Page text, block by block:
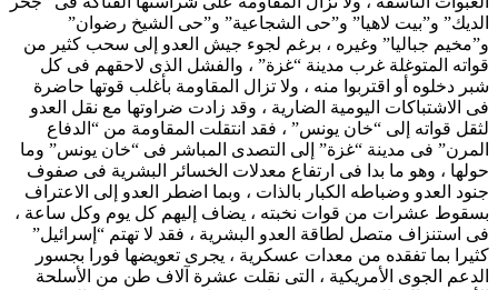
الديك” و”بيت لاهيا” و”حى الشجاعية” و”حى الشيخ رضوان”
و”مخيم جباليا” وغيره ، برغم لجوء جيش العدو إلى سحب كثير من
قواته المتوغلة غرب مدينة “غزة” ، والفشل الذى لاحقهم فى كل
شبر دخلوه أو اقتربوا منه ، ولا تزال المقاومة بأغلب قوتها حاضرة
فى الاشتباكات اليومية الضارية ، وقد زادت ضراوتها مع نقل العدو
لثقل قواته إلى “خان يونس” ، فقد انتقلت المقاومة من “الدفاع
المرن” فى مدينة “غزة” إلى التصدى المباشر فى “خان يونس” وما
حولها ، وهو ما بدا فى ارتفاع معدلات الخسائر البشرية فى صفوف
جنود العدو وضباطه الكبار بالذات ، وبما اضطر العدو إلى الاعتراف
بسقوط عشرات من قوات نخبته ، يضاف إليهم كل يوم وكل ساعة ،
فى استنزاف متصل لطاقة العدو البشرية ، فقد لا تهتم “إسرائيل”
كثيرا بما تفقده من معدات عسكرية ، يجرى تعويضها فورا بجسور
الدعم الجوى الأمريكية ، التى نقلت عشرة آلاف طن من الأسلحة